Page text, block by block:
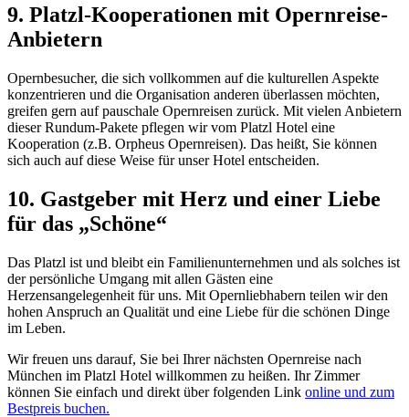
9. Platzl-Kooperationen mit Opernreise-
Anbietern
Opernbesucher, die sich vollkommen auf die kulturellen Aspekte
konzentrieren und die Organisation anderen überlassen möchten,
greifen gern auf pauschale Opernreisen zurück. Mit vielen Anbietern
dieser Rundum-Pakete pflegen wir vom Platzl Hotel eine
Kooperation (z.B. Orpheus Opernreisen). Das heißt, Sie können
sich auch auf diese Weise für unser Hotel entscheiden.
10. Gastgeber mit Herz und einer Liebe
für das „Schöne“
Das Platzl ist und bleibt ein Familienunternehmen und als solches ist
der persönliche Umgang mit allen Gästen eine
Herzensangelegenheit für uns. Mit Opernliebhabern teilen wir den
hohen Anspruch an Qualität und eine Liebe für die schönen Dinge
im Leben.
Wir freuen uns darauf, Sie bei Ihrer nächsten Opernreise nach
München im Platzl Hotel willkommen zu heißen. Ihr Zimmer
können Sie einfach und direkt über folgenden Link online und zum
Bestpreis buchen.